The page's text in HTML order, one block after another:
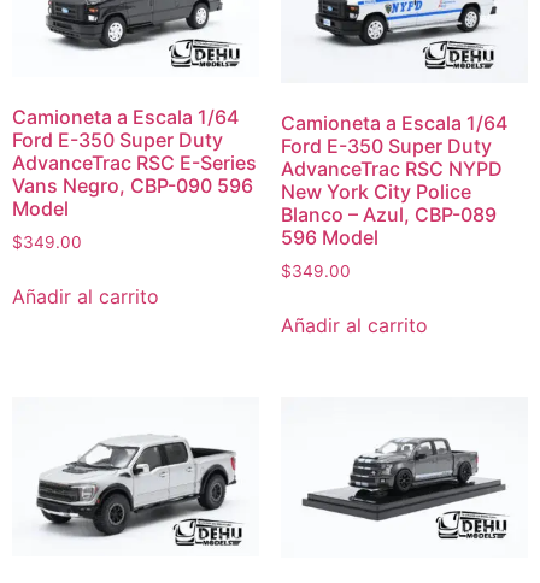
Camioneta a Escala 1/64
Ford E-350 Super Duty
AdvanceTrac RSC E-Series
Vans Negro, CBP-090 596
Model
$349.00
Añadir al carrito
Camioneta a Escala 1/64
Ford E-350 Super Duty
AdvanceTrac RSC NYPD
New York City Police
Blanco – Azul, CBP-089
596 Model
$349.00
Añadir al carrito